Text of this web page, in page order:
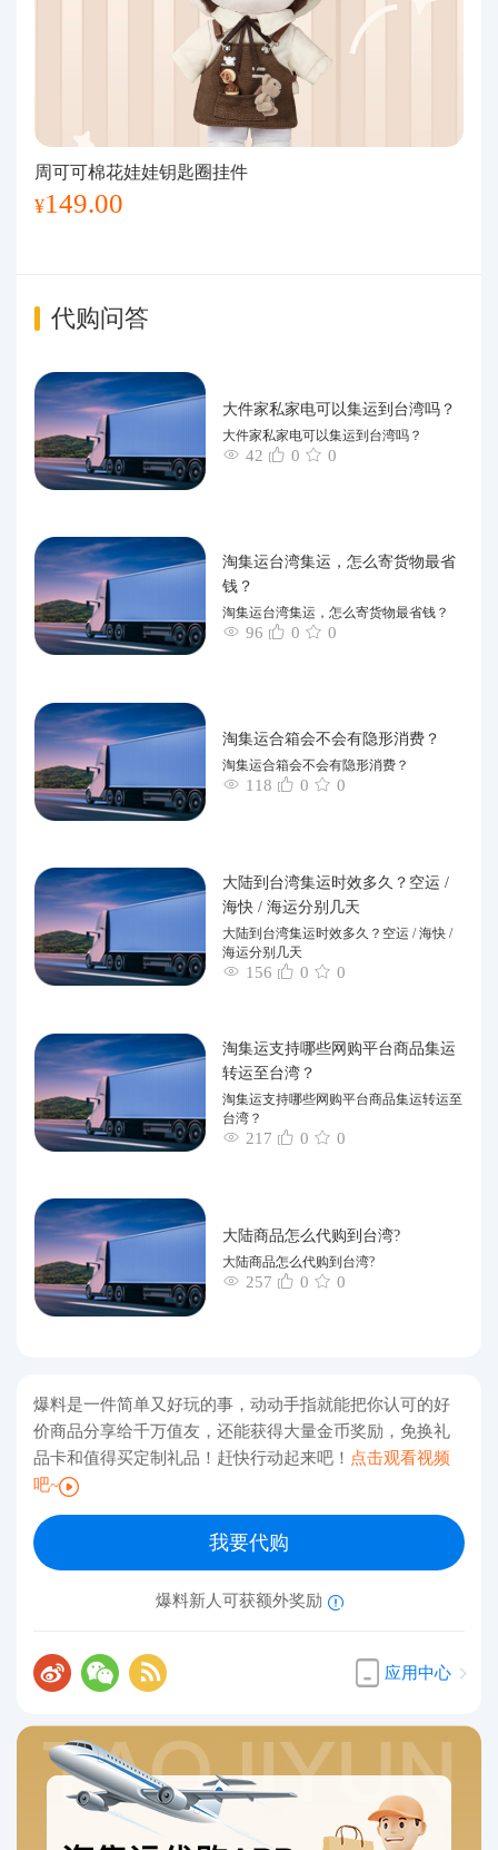
周可可棉花娃娃钥匙圈挂件
¥149.00
代购问答
大件家私家电可以集运到台湾吗？
大件家私家电可以集运到台湾吗？
42 0 0
淘集运台湾集运，怎么寄货物最省
钱？
淘集运台湾集运，怎么寄货物最省钱？
96 0 0
淘集运合箱会不会有隐形消费？
淘集运合箱会不会有隐形消费？
118 0 0
大陆到台湾集运时效多久？空运 /
海快 / 海运分别几天
大陆到台湾集运时效多久？空运 / 海快 /
海运分别几天
156 0 0
淘集运支持哪些网购平台商品集运
转运至台湾？
淘集运支持哪些网购平台商品集运转运至
台湾？
217 0 0
大陆商品怎么代购到台湾?
大陆商品怎么代购到台湾?
257 0 0
爆料是一件简单又好玩的事，动动手指就能把你认可的好
价商品分享给千万值友，还能获得大量金币奖励，免换礼
品卡和值得买定制礼品！赶快行动起来吧！ 点击观看视频
吧~
我要代购
爆料新人可获额外奖励
应用中心